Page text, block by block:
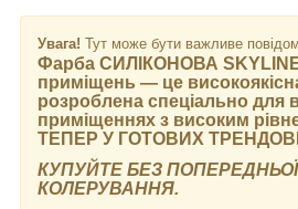
Увага! Тут може бути важливе
Фарба СИЛІКОНОВА
приміщень — це
розроблена спеціально для
приміщеннях з високим
ТЕПЕР У ГОТОВИХ
КУПУЙТЕ БЕЗ
КОЛЕРУВАННЯ.